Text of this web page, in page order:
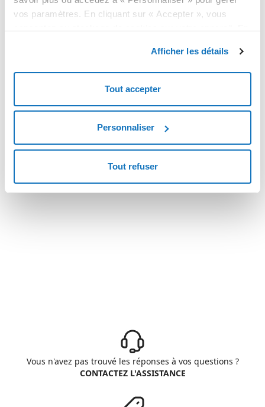
vos paramètres. En cliquant sur « Accepter », vous
stockage des cookies nécessaires.
Afficher les détails
Tout accepter
Personnaliser
Tout refuser
1.0
Vous n'avez pas trouvé les réponses à vos questions ?
CONTACTEZ L'ASSISTANCE